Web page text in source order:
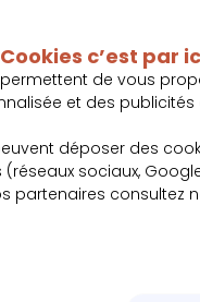
les.
c’est par
de vous
et des
déposer des
sociaux,
partenaires consultez